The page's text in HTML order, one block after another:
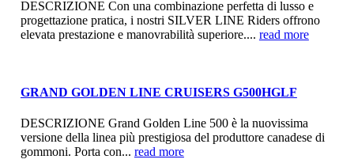
DESCRIZIONE Con una combinazione perfetta di lusso e
progettazione pratica, i nostri SILVER LINE Riders offrono
elevata prestazione e manovrabilità superiore.... read more
GRAND GOLDEN LINE CRUISERS G500HGLF
DESCRIZIONE Grand Golden Line 500 è la nuovissima
versione della linea più prestigiosa del produttore canadese di
gommoni. Porta con... read more